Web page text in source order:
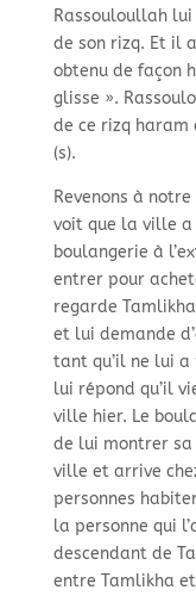
Rassouloullah
de son rizq. Et il
obtenu de façon
glisse ».
de ce rizq haram
(s).
Revenons à
voit que la ville a
boulangerie à
entrer pour
regarde
et lui demande
tant qu’il ne lui
lui répond qu’il
ville hier. Le
de lui montrer
ville et arrive
personnes
la personne qui
descendant de
entre Tamlikha